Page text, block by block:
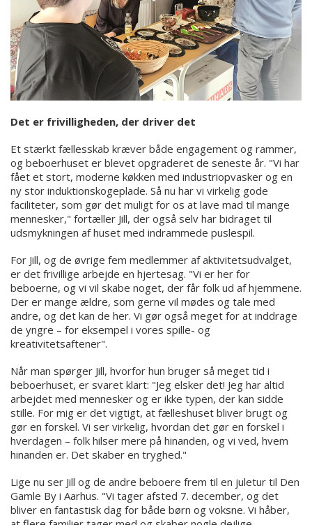
Det er frivilligheden, der driver det
Et stærkt fællesskab kræver både engagement og rammer,
og beboerhuset er blevet opgraderet de seneste år. "Vi har
fået et stort, moderne køkken med industriopvasker og en
ny stor induktionskogeplade. Så nu har vi virkelig gode
faciliteter, som gør det muligt for os at lave mad til mange
mennesker," fortæller Jill, der også selv har bidraget til
udsmykningen af huset med indrammede puslespil.
For Jill, og de øvrige fem medlemmer af aktivitetsudvalget,
er det frivillige arbejde en hjertesag. "Vi er her for
beboerne, og vi vil skabe noget, der får folk ud af hjemmene.
Der er mange ældre, som gerne vil mødes og tale med
andre, og det kan de her. Vi gør også meget for at inddrage
de yngre – for eksempel i vores spille- og
kreativitetsaftener".
Når man spørger Jill, hvorfor hun bruger så meget tid i
beboerhuset, er svaret klart: "Jeg elsker det! Jeg har altid
arbejdet med mennesker og er ikke typen, der kan sidde
stille. For mig er det vigtigt, at fælleshuset bliver brugt og
gør en forskel. Vi ser virkelig, hvordan det gør en forskel i
hverdagen – folk hilser mere på hinanden, og vi ved, hvem
hinanden er. Det skaber en tryghed."
Lige nu ser Jill og de andre beboere frem til en juletur til Den
Gamle By i Aarhus. "Vi tager afsted 7. december, og det
bliver en fantastisk dag for både børn og voksne. Vi håber,